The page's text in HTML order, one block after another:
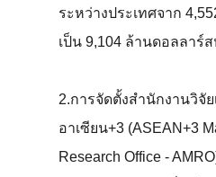
ระหว่างประเทศจาก
เป็น 9,104 ล้านดอลลาร์
2.การจัดตั้งสำนักงานวิจั
อาเซียน+3 (ASEAN+3
Research Office -